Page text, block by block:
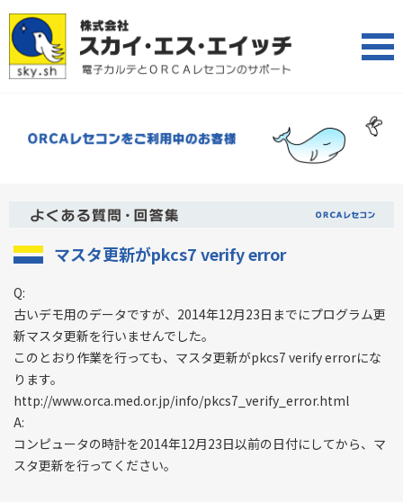
マスタ更新がpkcs7 verify error
Q:
古いデモ用のデータですが、2014年12月23日までにプログラム更
新マスタ更新を行いませんでした。
このとおり作業を行っても、マスタ更新がpkcs7 verify errorにな
ります。
http://www.orca.med.or.jp/info/pkcs7_verify_error.html
A:
コンピュータの時計を2014年12月23日以前の日付にしてから、マ
スタ更新を行ってください。